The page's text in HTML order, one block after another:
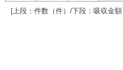
[上段：件数（件）/下段：吸収金